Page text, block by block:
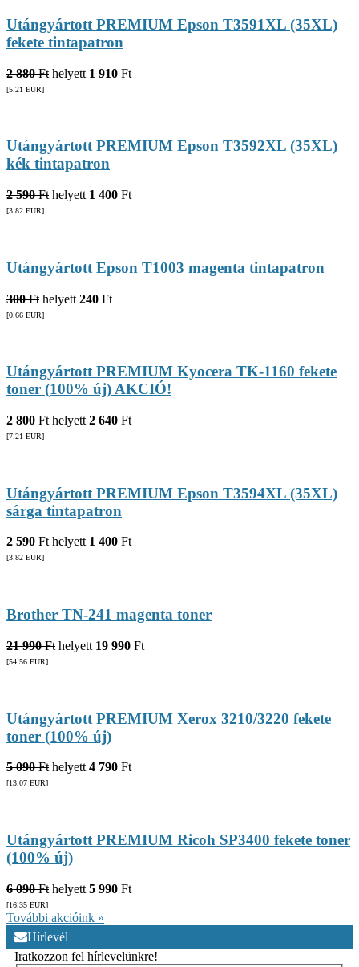
Utángyártott PREMIUM Epson T3591XL (35XL)
fekete tintapatron
2 880 Ft helyett 1 910 Ft
[5.21 EUR]
Utángyártott PREMIUM Epson T3592XL (35XL)
kék tintapatron
2 590 Ft helyett 1 400 Ft
[3.82 EUR]
Utángyártott Epson T1003 magenta tintapatron
300 Ft helyett 240 Ft
[0.66 EUR]
Utángyártott PREMIUM Kyocera TK-1160 fekete
toner (100% új) AKCIÓ!
2 800 Ft helyett 2 640 Ft
[7.21 EUR]
Utángyártott PREMIUM Epson T3594XL (35XL)
sárga tintapatron
2 590 Fthelyett 1 400 Ft
[3.82 EUR]
Brother TN-241 magenta toner
21 990 Ft helyett 19 990 Ft
[54.56 EUR]
Utángyártott PREMIUM Xerox 3210/3220 fekete
toner (100% új)
5 090 Ft helyett 4 790 Ft
[13.07 EUR]
Utángyártott PREMIUM Ricoh SP3400 fekete toner
(100% új)
6 090 Ft helyett 5 990 Ft
[16.35 EUR]
További akcióink »
Hírlevél
Iratkozzon fel hírlevelünkre!